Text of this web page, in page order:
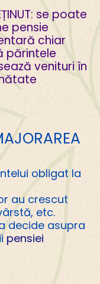
se poate
pensie
chiar
părintele
venituri în
obligat la
au crescut
etc.
decide asupra
pensiei